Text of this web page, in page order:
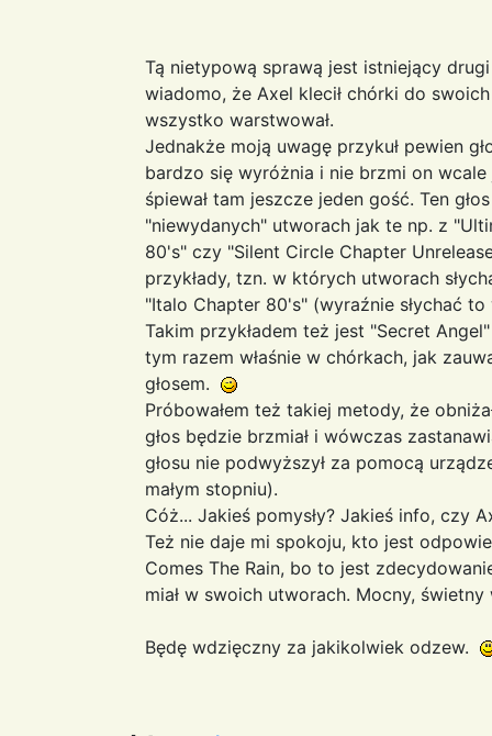
Tą nietypową sprawą jest istniejący
wiadomo, że Axel klecił chórki do
wszystko warstwował.
Jednakże moją uwagę przykuł pewien
bardzo się wyróżnia i nie brzmi on
śpiewał tam jeszcze jeden gość. Ten
"niewydanych" utworach jak te np. z
80's" czy "Silent Circle Chapter
przykłady, tzn. w których utworach
"Italo Chapter 80's" (wyraźnie słychać
Takim przykładem też jest "Secret
tym razem właśnie w chórkach, jak
głosem.
Próbowałem też takiej metody, że
głos będzie brzmiał i wówczas
głosu nie podwyższył za pomocą
małym stopniu).
Cóż... Jakieś pomysły? Jakieś info, czy
Też nie daje mi spokoju, kto jest
Comes The Rain, bo to jest
miał w swoich utworach. Mocny, świetny
Będę wdzięczny za jakikolwiek odzew.